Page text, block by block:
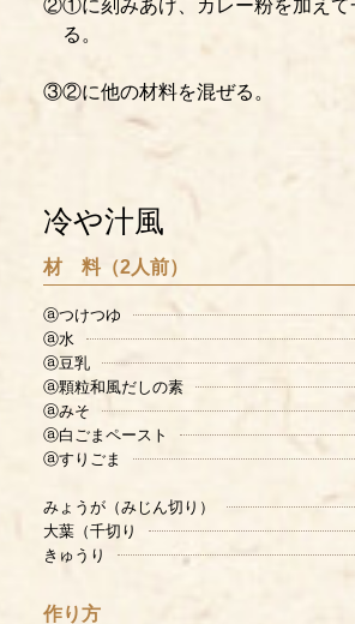
②①に刻みあげ、カレー粉を加えて
る。
③②に他の材料を混ぜる。
冷や汁風
材 料（2人前）
ⓐつけつゆ
ⓐ水
ⓐ豆乳
ⓐ顆粒和風だしの素
ⓐみそ
ⓐ白ごまペースト
ⓐすりごま
みょうが（みじん切り）
大葉（千切り
きゅうり
作り方